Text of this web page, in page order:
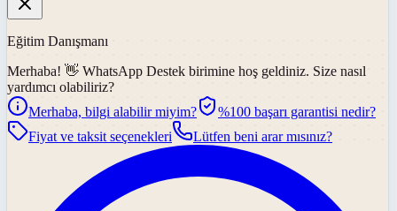
Eğitim Danışmanı
Merhaba! 👋 WhatsApp Destek birimine hoş geldiniz. Size nasıl
yardımcı olabiliriz?
Merhaba, bilgi alabilir miyim?
%100 başarı garantisi nedir?
Fiyat ve taksit seçenekleri
Lütfen beni arar mısınız?